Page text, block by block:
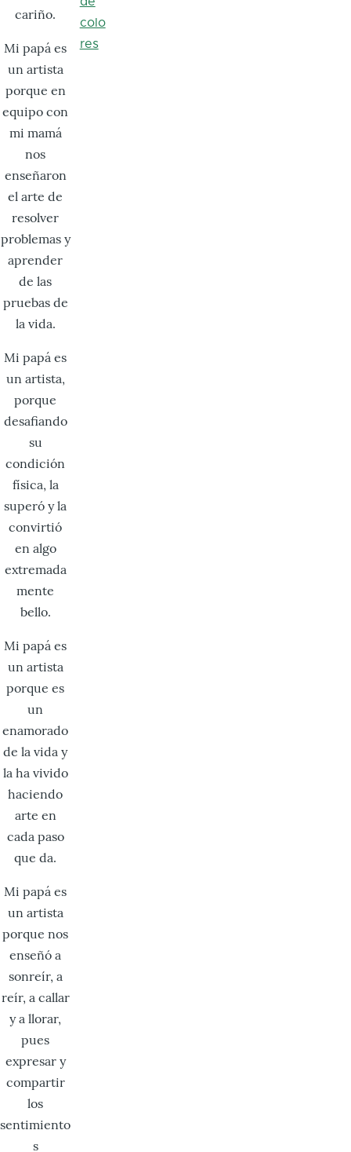
cariño.
Mi papá es
un artista
porque en
equipo con
mi mamá
nos
enseñaron
el arte de
resolver
problemas y
aprender
de las
pruebas de
la vida.
Mi papá es
un artista,
porque
desafiando
su
condición
física, la
superó y la
convirtió
en algo
extremada
mente
bello.
Mi papá es
un artista
porque es
un
enamorado
de la vida y
la ha vivido
haciendo
arte en
cada paso
que da.
Mi papá es
un artista
porque nos
enseñó a
sonreír, a
reír, a callar
y a llorar,
pues
expresar y
compartir
los
sentimiento
s
colo
res